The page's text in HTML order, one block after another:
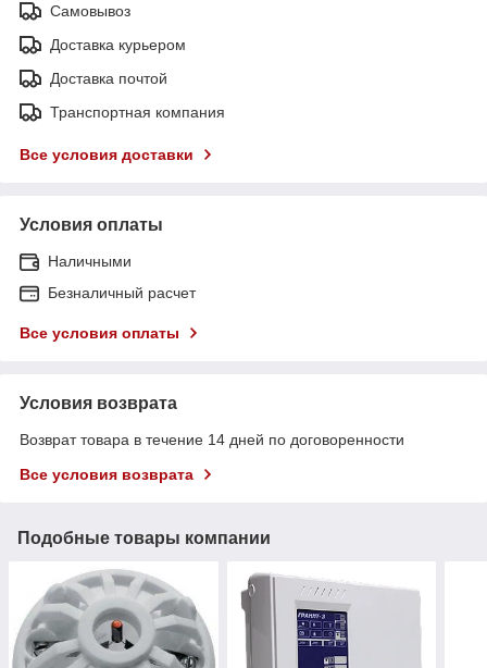
Самовывоз
Доставка курьером
Доставка почтой
Транспортная компания
Все условия доставки
Условия оплаты
Наличными
Безналичный расчет
Все условия оплаты
Условия возврата
Возврат товара в течение 14 дней по договоренности
Все условия возврата
Подобные товары компании